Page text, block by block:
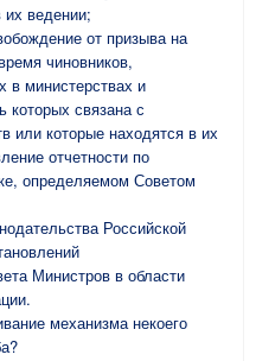
ведении;
от призыва на
чиновников,
министерствах и
которых связана с
или которые находятся в их
отчетности по
определяемом Советом
Российской
Министров в области
механизма некоего